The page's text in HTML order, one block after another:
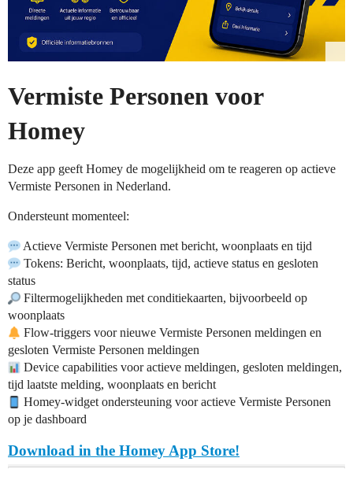
Vermiste Personen voor
Homey
Deze app geeft Homey de mogelijkheid om te reageren op actieve
Vermiste Personen in Nederland.
Ondersteunt momenteel:
Actieve Vermiste Personen met bericht, woonplaats en tijd
Tokens: Bericht, woonplaats, tijd, actieve status en gesloten
status
Filtermogelijkheden met conditiekaarten, bijvoorbeeld op
woonplaats
Flow-triggers voor nieuwe Vermiste Personen meldingen en
gesloten Vermiste Personen meldingen
Device capabilities voor actieve meldingen, gesloten meldingen,
tijd laatste melding, woonplaats en bericht
Homey-widget ondersteuning voor actieve Vermiste Personen
op je dashboard
Download in the Homey App Store!